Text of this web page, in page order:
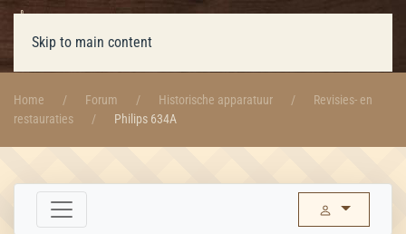
Skip to main content
Home Forum Historische apparatuur
Revisies- en
restauraties
Philips 634A